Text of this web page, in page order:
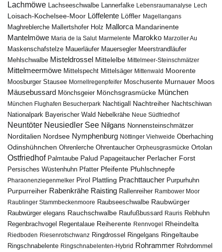
Lachmöwe Lachseeschwalbe Lannerfalke Lebensraumanalyse Lech
Loisach-Kochelsee-Moor Löffelente Löffler Magellangans
Maghreblerche Mallertshofer Holz Mallorca Mandarinente
Mantelmöwe Maria de la Salut Marmelente Marokko Marzoller Au
Maskenschafstelze Mauerläufer Mauersegler Meerstrandläufer
Mehlschwalbe Misteldrossel Mittelelbe Mittelmeer-Steinschmätzer
Mittelmeermöwe Mittelspecht Mittelsäger Mittenwald Moorente
Moosburger Stausee Mornellregenpfeifer Moschusente Murnauer Moos
Mäusebussard Mönchsgeier Mönchsgrasmücke München
München Flughafen Besucherpark Nachtigall Nachtreiher Nachtschiwan
Nationalpark Bayerischer Wald Nebelkrähe Neue Südfriedhof
Neuntöter Neusiedler See Nilgans Nonnensteinschmätzer
Norditalien Nordsee Nymphenburg Nöttinger Viehweide Oberhaching
Odinshühnchen Ohrenlerche Ohrentaucher Orpheusgrasmücke Ortolan
Ostfriedhof Palmtaube Palud Papageitaucher Perlacher Forst
Persisches Wüstenhuhn Pfatter Pfeifente Pfuhlschnepfe
Pharaonenziegenmelker Pirol Plattling Prachttaucher Purpurhuhn
Purpurreiher Rabenkrähe Raisting Rallenreiher Rambower Moor
Raublinger Stammbeckenmoore Raubseeschwalbe Raubwürger
Raubwürger elegans Rauchschwalbe Raufußbussard Rauris Rebhuhn
Regenbrachvogel Regentalaue Reiherente Rennvogel Rheindelta
Riedboden Riesenrotschwanz Ringdrossel Ringelgans Ringeltaube
Ringschnabelente Ringschnabelenten-Hybrid Rohrammer Rohrdommel